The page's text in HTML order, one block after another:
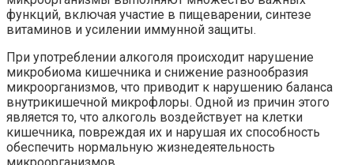
функций, включая участие в пищеварении, синтезе
витаминов и усилении иммунной защиты.
При употреблении алкоголя происходит нарушение
микробиома кишечника и снижение разнообразия
микроорганизмов, что приводит к нарушению баланса
внутрикишечной микрофлоры. Одной из причин этого
является то, что алкоголь воздействует на клетки
кишечника, повреждая их и нарушая их способность
обеспечить нормальную жизнедеятельность